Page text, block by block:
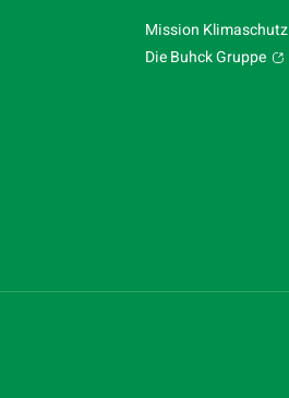
Mission Klimaschutz
Die Buhck Gruppe